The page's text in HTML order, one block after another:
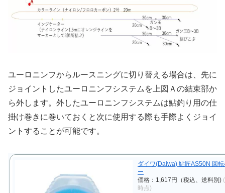
ユーロニンフからルースニングに切り替える場合は、先に
ジョイントしたユーロニンフシステムを上図Ａの結束部か
ら外します。外したユーロニンフシステムは鮎釣り用の仕
掛け巻きに巻いておくと次に使用する際も手際よくジョイ
ントすることが可能です。
ダイワ(Daiwa) 鮎匠AS50N 回
ー
価格：1,617円（税込、送料別)
時点)